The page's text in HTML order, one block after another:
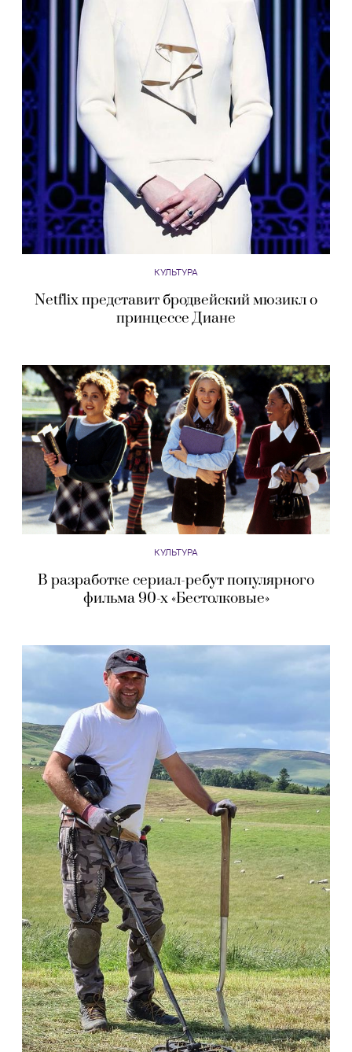
КУЛЬТУРА
Netflix представит бродвейский мюзикл о
принцессе Диане
КУЛЬТУРА
В разработке сериал-ребут популярного
фильма 90-х «Бестолковые»